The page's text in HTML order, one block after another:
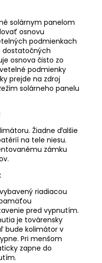
solárnym panelom
osnovu
podmienkach
dostatočných
osnova čisto zo
podmienky
prejde na zdroj
solárneho panelu
Žiadne ďalšie
na tele niesu.
zámku
riadiacou
pred vypnutím.
je továrensky
bude kolimátor v
Pri menšom
zapne do